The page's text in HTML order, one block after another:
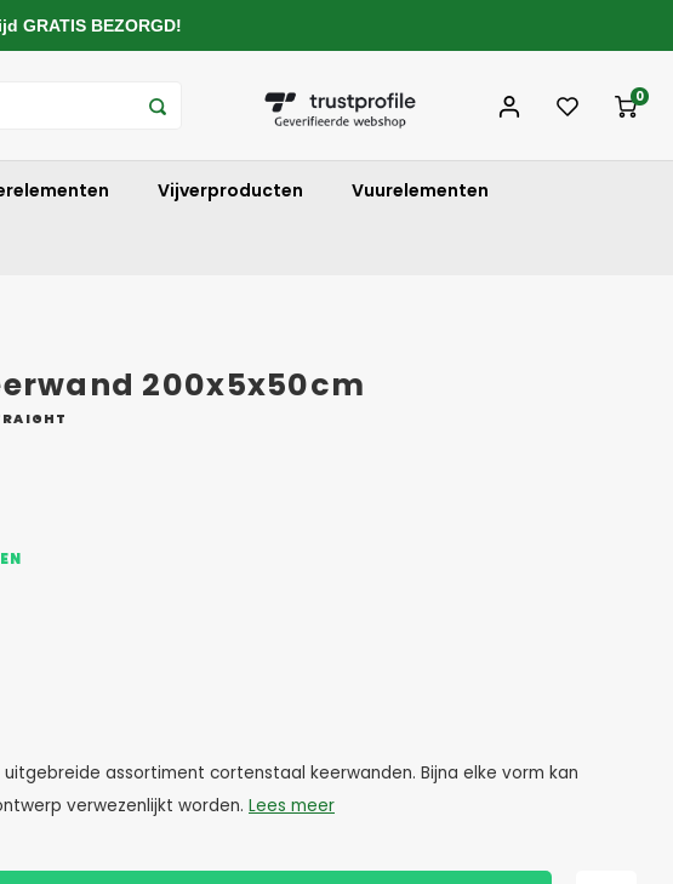
0
Vijverproducten Vuurelementen
200x5x50cm
assortiment cortenstaal keerwanden. Bijna elke vorm kan
verwezenlijkt worden. Lees meer
GRATIS BEZORGD!